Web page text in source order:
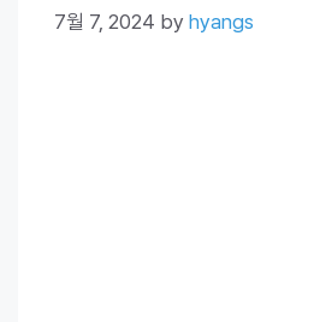
7월 7, 2024 by hyangs